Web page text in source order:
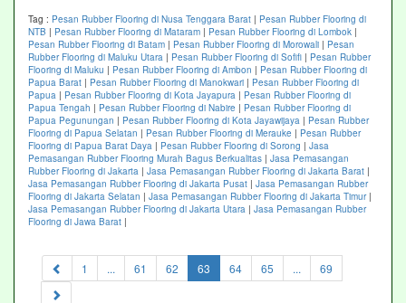
Tag : Pesan Rubber Flooring di Nusa Tenggara Barat | Pesan Rubber Flooring di
NTB | Pesan Rubber Flooring di Mataram | Pesan Rubber Flooring di Lombok |
Pesan Rubber Flooring di Batam | Pesan Rubber Flooring di Morowali | Pesan
Rubber Flooring di Maluku Utara | Pesan Rubber Flooring di Sofifi | Pesan Rubber
Flooring di Maluku | Pesan Rubber Flooring di Ambon | Pesan Rubber Flooring di
Papua Barat | Pesan Rubber Flooring di Manokwari | Pesan Rubber Flooring di
Papua | Pesan Rubber Flooring di Kota Jayapura | Pesan Rubber Flooring di
Papua Tengah | Pesan Rubber Flooring di Nabire | Pesan Rubber Flooring di
Papua Pegunungan | Pesan Rubber Flooring di Kota Jayawijaya | Pesan Rubber
Flooring di Papua Selatan | Pesan Rubber Flooring di Merauke | Pesan Rubber
Flooring di Papua Barat Daya | Pesan Rubber Flooring di Sorong | Jasa
Pemasangan Rubber Flooring Murah Bagus Berkualitas | Jasa Pemasangan
Rubber Flooring di Jakarta | Jasa Pemasangan Rubber Flooring di Jakarta Barat |
Jasa Pemasangan Rubber Flooring di Jakarta Pusat | Jasa Pemasangan Rubber
Flooring di Jakarta Selatan | Jasa Pemasangan Rubber Flooring di Jakarta Timur|
Jasa Pemasangan Rubber Flooring di Jakarta Utara | Jasa Pemasangan Rubber
Flooring di Jawa Barat |
1 ... 61 62 63 (current)
64 65 ... 69